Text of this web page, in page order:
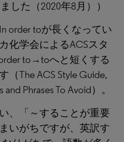
した（2020年8月））
order toが長くなってい
化学会によるACSスタ
to→toへと短くする
（The ACS Style Guide,
Phrases To Avoid）。
、「～することが重要
いがちですが、英訳す